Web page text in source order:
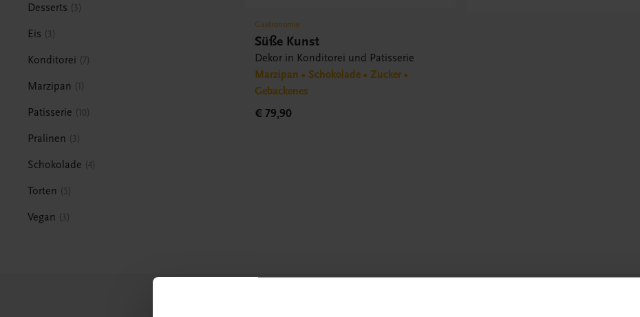
Desserts 3
Eis 3
Konditorei 7
Marzipan 1
Patisserie 10
Pralinen 3
Schokolade 4
Torten 5
Vegan 3
Gastronomie
Süße Kunst
Dekor in Konditorei und Patisserie
Marzipan • Schokolade • Zucker •
Gebackenes
€ 79,90